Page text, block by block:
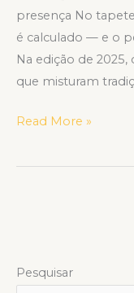
presença No
é calculado — e o
Na edição de
que misturam
carpet
Cannes
2025
Read More »
Pesquisar